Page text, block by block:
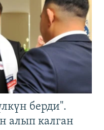
берди".
алып калган